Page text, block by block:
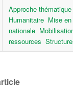
Approche thématique
Humanitaire Mise
nationale
ressources